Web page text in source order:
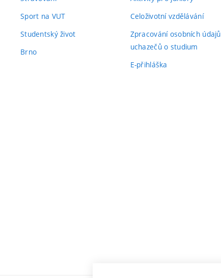
Sport na VUT
Studentský život
Brno
Celoživotní vzdělávání
Zpracování osobních údajů
uchazečů o studium
E-přihláška